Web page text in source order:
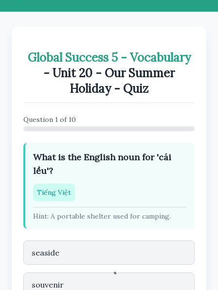
Global Success 5 - Vocabulary
- Unit 20 - Our Summer
Holiday - Quiz
Question 1 of 10
What is the English noun for 'cái
lều'?
Tiếng Việt
Hint: A portable shelter used for camping.
seaside
souvenir